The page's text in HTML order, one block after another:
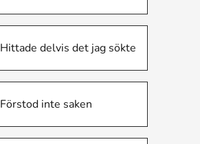
Hittade delvis det jag sökte
Förstod inte saken